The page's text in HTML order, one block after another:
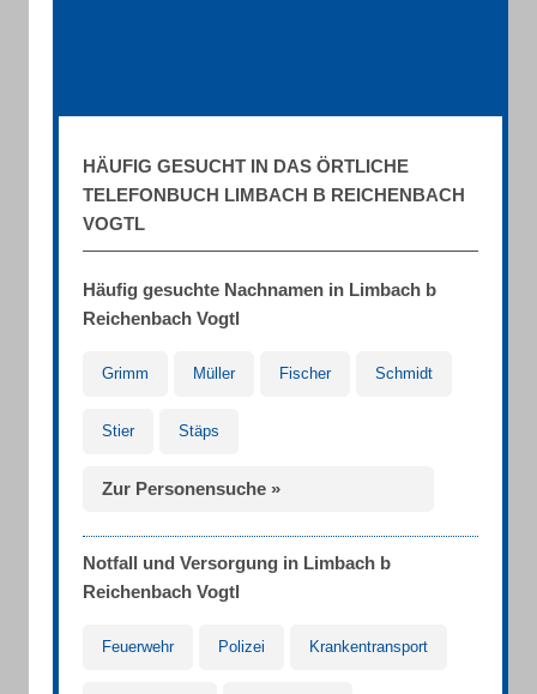
HÄUFIG GESUCHT IN DAS ÖRTLICHE
TELEFONBUCH LIMBACH B REICHENBACH
VOGTL
Häufig gesuchte Nachnamen in Limbach b
Reichenbach Vogtl
Grimm Müller Fischer Schmidt
Stier Stäps
Zur Personensuche »
Notfall und Versorgung in Limbach b
Reichenbach Vogtl
Feuerwehr Polizei Krankentransport